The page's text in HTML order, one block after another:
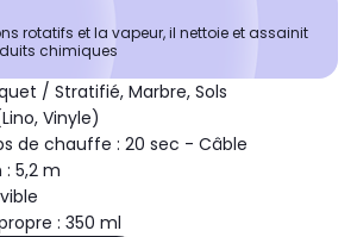
rotatifs et la vapeur, il nettoie et assainit
chimiques
/ Stratifié, Marbre, Sols
Vinyle)
de chauffe : 20 sec - Câble
5,2 m
: 350 ml